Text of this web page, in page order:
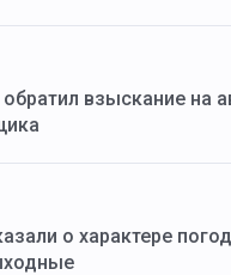
обратил взыскание на
о характере